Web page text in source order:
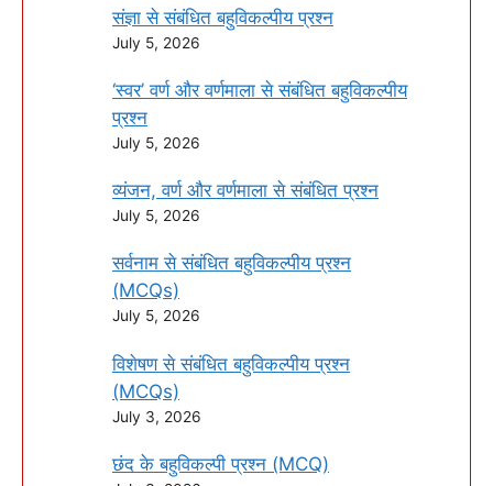
संज्ञा से संबंधित बहुविकल्पीय प्रश्न
July 5, 2026
‘स्वर’ वर्ण और वर्णमाला से संबंधित बहुविकल्पीय
प्रश्न
July 5, 2026
व्यंजन, वर्ण और वर्णमाला से संबंधित प्रश्न
July 5, 2026
सर्वनाम से संबंधित बहुविकल्पीय प्रश्न
(MCQs)
July 5, 2026
विशेषण से संबंधित बहुविकल्पीय प्रश्न
(MCQs)
July 3, 2026
छंद के बहुविकल्पी प्रश्न (MCQ)